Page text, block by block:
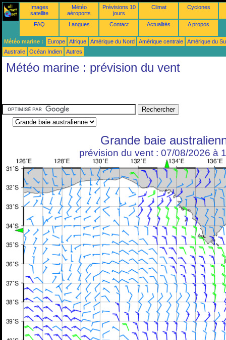
Images
satellite
Météo
aéroports
Prévisions 10
jours
Climat Cyclones
FAQ Langues Contact Actualités A propos
Météo marine : Europe Afrique Amérique du Nord Amérique centrale
Amérique du
Australie
Océan Indien Autres
Météo marine : prévision du vent
Grande baie
prévision du vent : 07/08/2026 à